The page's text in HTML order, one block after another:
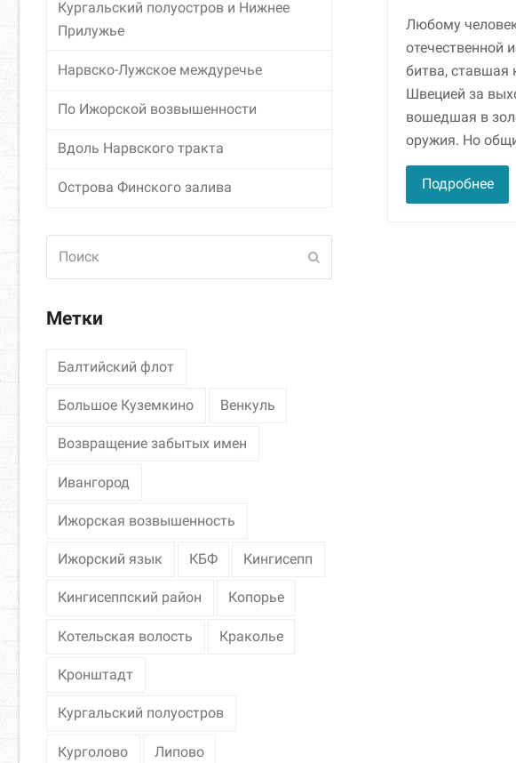
Любому
отечественной
битва,
Швецией за
вошедшая в
оружия. Но
Подробнее
Кургальский полуостров и Нижнее
Прилужье
Нарвско-Лужское междуречье
По Ижорской возвышенности
Вдоль Нарвского тракта
Острова Финского залива
Метки
Балтийский флот
Большое Куземкино Венкуль
Возвращение забытых имен
Ивангород
Ижорская возвышенность
Ижорский язык КБФ Кингисепп
Кингисеппский район Копорье
Котельская волость Краколье
Кронштадт
Кургальский полуостров
Курголово Липово